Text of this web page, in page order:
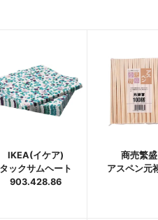
IKEA(イケア)
タックサムヘート
903.428.86
商売繁盛
アスペン元